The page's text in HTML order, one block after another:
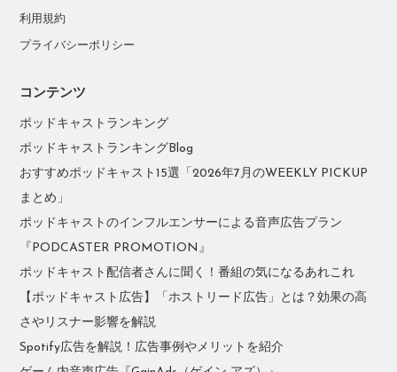
利用規約
プライバシーポリシー
コンテンツ
ポッドキャストランキング
ポッドキャストランキングBlog
おすすめポッドキャスト15選「2026年7月のWEEKLY PICKUP
まとめ」
ポッドキャストのインフルエンサーによる音声広告プラン
『PODCASTER PROMOTION』
ポッドキャスト配信者さんに聞く！番組の気になるあれこれ
【ポッドキャスト広告】「ホストリード広告」とは？効果の高
さやリスナー影響を解説
Spotify広告を解説！広告事例やメリットを紹介